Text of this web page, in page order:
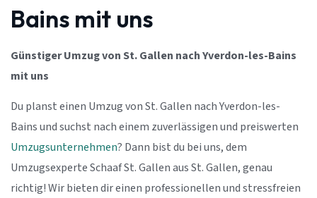
Bains mit uns
Günstiger Umzug von St. Gallen nach Yverdon-les-Bains
mit uns
Du planst einen Umzug von St. Gallen nach Yverdon-les-
Bains und suchst nach einem zuverlässigen und preiswerten
Umzugsunternehmen? Dann bist du bei uns, dem
Umzugsexperte Schaaf St. Gallen aus St. Gallen, genau
richtig! Wir bieten dir einen professionellen und stressfreien